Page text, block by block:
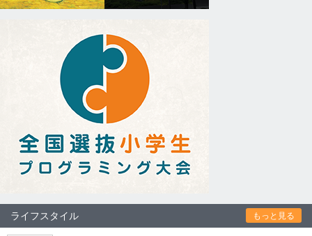
ライフスタイル もっと見る